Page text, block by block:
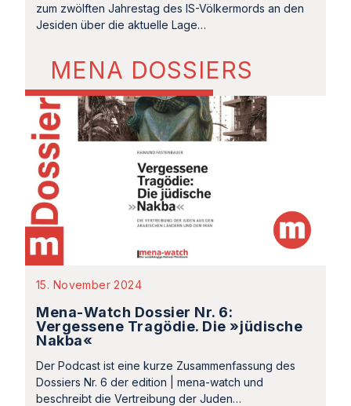
zum zwölften Jahrestag des IS-Völkermords an den
Jesiden über die aktuelle Lage…
MENA DOSSIERS
15. November 2024
Mena-Watch Dossier Nr. 6:
Vergessene Tragödie. Die »jüdische
Nakba«
Der Podcast ist eine kurze Zusammenfassung des
Dossiers Nr. 6 der edition | mena-watch und
beschreibt die Vertreibung der Juden…